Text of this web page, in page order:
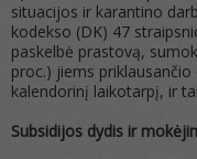
situacijos ir karantino
kodekso (DK) 47
paskelbė prastovą,
proc.) jiems
kalendorinį laikotarpį, ir
Subsidijos dydis ir